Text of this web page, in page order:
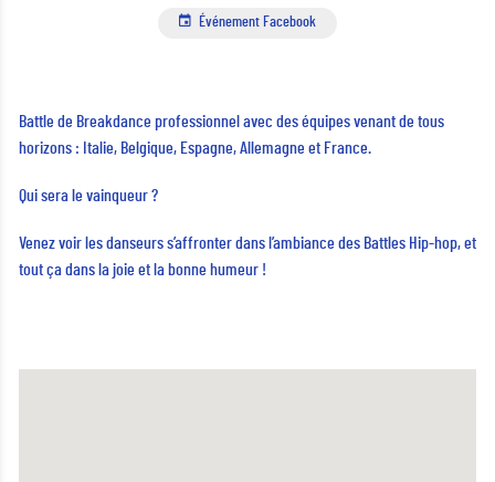
Événement Facebook
Battle de Breakdance professionnel avec des équipes venant de tous
horizons : Italie, Belgique, Espagne, Allemagne et France.
Qui sera le vainqueur ?
Venez voir les danseurs s’affronter dans l’ambiance des Battles Hip-hop, et
tout ça dans la joie et la bonne humeur !